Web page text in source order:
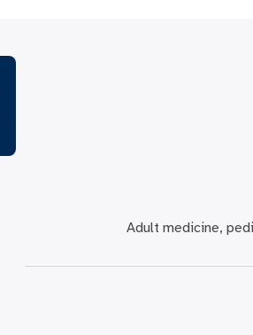
Adult medicine,